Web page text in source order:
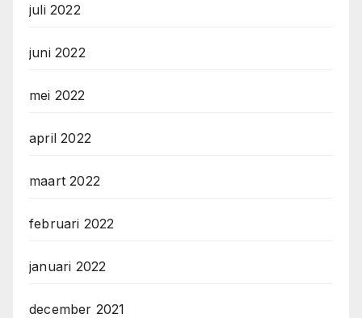
juli 2022
juni 2022
mei 2022
april 2022
maart 2022
februari 2022
januari 2022
december 2021